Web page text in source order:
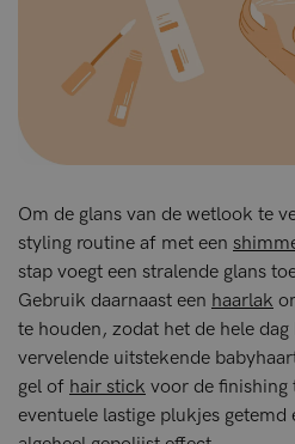
Om de glans van de wetlook te
styling routine af met een
stap voegt een stralende glans
Gebruik daarnaast een haarlak
te houden, zodat het de hele
vervelende uitstekende
gel of hair stick voor de finishing
eventuele lastige plukjes getemd